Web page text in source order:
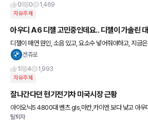
0
0 1,469
자유주제
아우디 A6 디젤 고민중인데요.. 디젤이 가솔린
디젤이 매연 원인, 소음 있고, 요소수 넣어줘야하고, 지금은 가솔린보다 디젤주유가가 더
높고.. 관리 잘 안하면 나중에 돈 많이 든다고 하는데 연비의 장점 빼고 이 외의 단점이 또겐쥬로
1
4 1,993
자유주제
잘나간다던 현기전기차 미국시장 근황
아이오닉5 4800대 벤츠 gls,마칸,카이엔 보다 낮고 아
ㅋㅋㅋ 잘나간다던 gv60 807대로 벤츠 sl 스포츠카랑 포르쉐911보다 안팔림 ㅋㅋㅋ
탈퇴자